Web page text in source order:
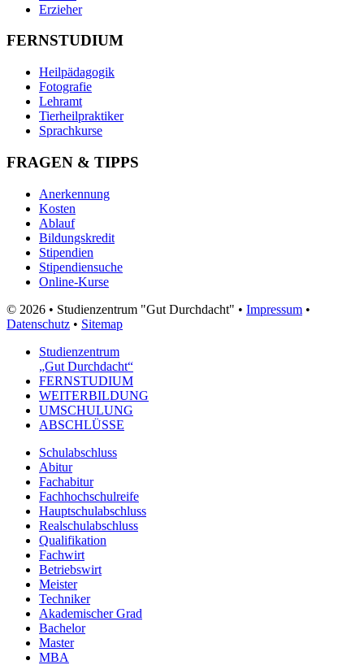
Erzieher
FERNSTUDIUM
Heilpädagogik
Fotografie
Lehramt
Tierheilpraktiker
Sprachkurse
FRAGEN & TIPPS
Anerkennung
Kosten
Ablauf
Bildungskredit
Stipendien
Stipendiensuche
Online-Kurse
© 2026 • Studienzentrum "Gut Durchdacht" • Impressum •
Datenschutz • Sitemap
Studienzentrum
„Gut Durchdacht“
FERNSTUDIUM
WEITERBILDUNG
UMSCHULUNG
ABSCHLÜSSE
Schulabschluss
Abitur
Fachabitur
Fachhochschulreife
Hauptschulabschluss
Realschulabschluss
Qualifikation
Fachwirt
Betriebswirt
Meister
Techniker
Akademischer Grad
Bachelor
Master
MBA